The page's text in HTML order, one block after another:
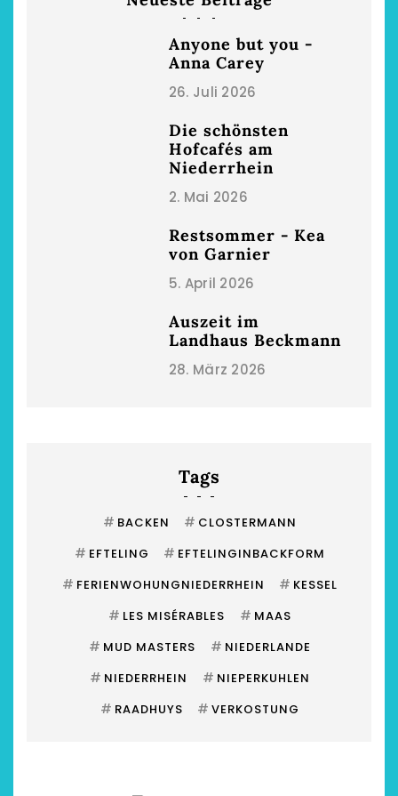
Anyone but you -
Anna Carey
26. Juli 2026
Die schönsten
Hofcafés am
Niederrhein
2. Mai 2026
Restsommer - Kea
von Garnier
5. April 2026
Auszeit im
Landhaus Beckmann
28. März 2026
Tags
# BACKEN # CLOSTERMANN
# EFTELING # EFTELINGINBACKFORM
# FERIENWOHUNGNIEDERRHEIN # KESSEL
# LES MISÉRABLES # MAAS
# MUD MASTERS # NIEDERLANDE
# NIEDERRHEIN # NIEPERKUHLEN
# RAADHUYS # VERKOSTUNG